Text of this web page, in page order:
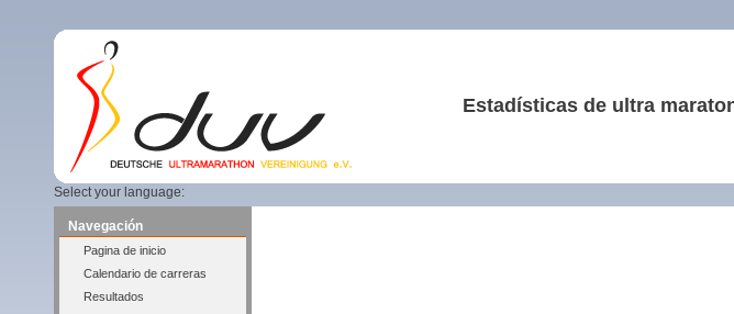
Estadísticas de ultra
Select your language:
Navegación
Pagina de inicio
Calendario de carreras
Resultados